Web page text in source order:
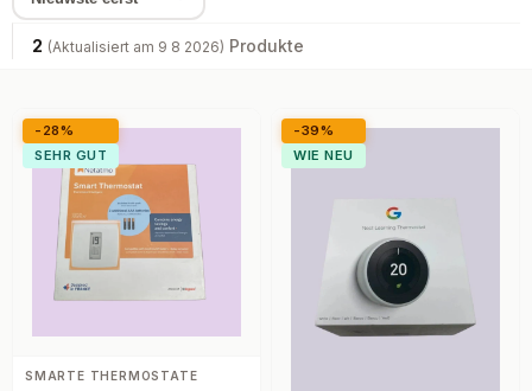
2 (Aktualisiert am 9 8 2026) Produkte
-28%
SEHR GUT
SMARTE THERMOSTATE
-39%
WIE NEU